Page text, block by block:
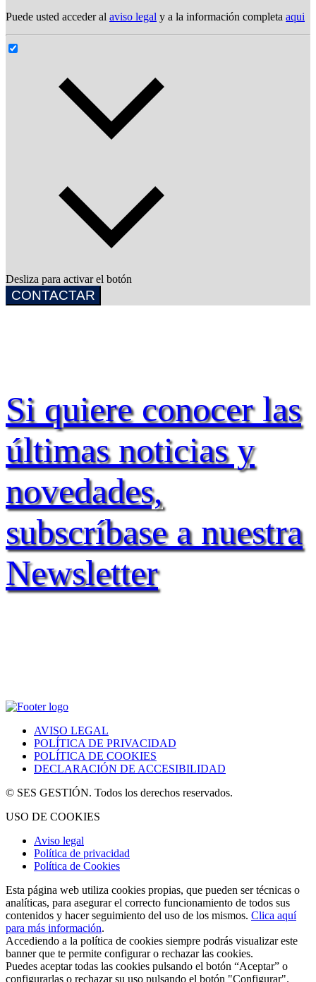
Puede usted acceder al aviso legal y a la información completa aqui
Desliza para activar el botón
CONTACTAR
Si quiere conocer las
últimas noticias y
novedades,
subscríbase a nuestra
Newsletter
AVISO LEGAL
POLÍTICA DE PRIVACIDAD
POLÍTICA DE COOKIES
DECLARACIÓN DE ACCESIBILIDAD
© SES GESTIÓN. Todos los derechos reservados.
USO DE COOKIES
Aviso legal
Política de privacidad
Política de Cookies
Esta página web utiliza cookies propias, que pueden ser técnicas o
analíticas, para asegurar el correcto funcionamiento de todos sus
contenidos y hacer seguimiento del uso de los mismos. Clica aquí
para más información.
Accediendo a la política de cookies siempre podrás visualizar este
banner que te permite configurar o rechazar las cookies.
Puedes aceptar todas las cookies pulsando el botón “Aceptar” o
configurarlas o rechazar su uso pulsando el botón "Configurar".